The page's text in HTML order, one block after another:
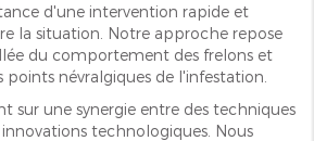
d'une intervention rapide et
la situation. Notre approche repose
du comportement des frelons et
névralgiques de l'infestation.
sur une synergie entre des techniques
technologiques. Nous